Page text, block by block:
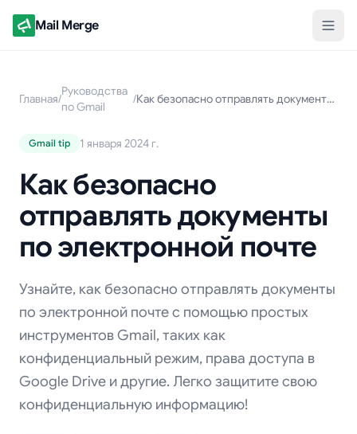
Mail Merge
Главная/
Руководства
по Gmail
/ Как безопасно отправлять документы по электронной почте
Gmail tip 1 января 2024 г.
Как безопасно
отправлять документы
по электронной почте
Узнайте, как безопасно отправлять документы
по электронной почте с помощью простых
инструментов Gmail, таких как
конфиденциальный режим, права доступа в
Google Drive и другие. Легко защитите свою
конфиденциальную информацию!